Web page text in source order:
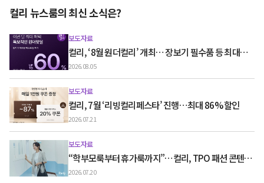
컬리 뉴스룸의 최신 소식은?
보도자료
컬리, ‘8월 원더컬리’ 개최… 장보기 필수품 등 최대
60% 할인
2026.08.05
보도자료
컬리, 7월 ‘리빙컬리페스타’ 진행…최대 86% 할인
2026.07.21
보도자료
“학부모룩부터 휴가룩까지”…컬리, TPO 패션 콘텐츠
‘스타일노트’ 흥행
2026.07.20